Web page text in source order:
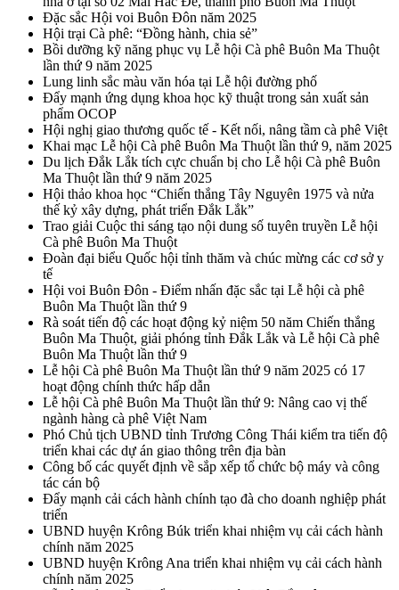
Đặc sắc Hội voi Buôn Đôn năm 2025
Hội trại Cà phê: “Đồng hành, chia sẻ”
Bồi dưỡng kỹ năng phục vụ Lễ hội Cà phê Buôn Ma Thuột
lần thứ 9 năm 2025
Lung linh sắc màu văn hóa tại Lễ hội đường phố
Đẩy mạnh ứng dụng khoa học kỹ thuật trong sản xuất sản
phẩm OCOP
Hội nghị giao thương quốc tế - Kết nối, nâng tầm cà phê Việt
Khai mạc Lễ hội Cà phê Buôn Ma Thuột lần thứ 9, năm 2025
Du lịch Đắk Lắk tích cực chuẩn bị cho Lễ hội Cà phê Buôn
Ma Thuột lần thứ 9 năm 2025
Hội thảo khoa học “Chiến thắng Tây Nguyên 1975 và nửa
thế kỷ xây dựng, phát triển Đắk Lắk”
Trao giải Cuộc thi sáng tạo nội dung số tuyên truyền Lễ hội
Cà phê Buôn Ma Thuột
Đoàn đại biểu Quốc hội tỉnh thăm và chúc mừng các cơ sở y
tế
Hội voi Buôn Đôn - Điểm nhấn đặc sắc tại Lễ hội cà phê
Buôn Ma Thuột lần thứ 9
Rà soát tiến độ các hoạt động kỷ niệm 50 năm Chiến thắng
Buôn Ma Thuột, giải phóng tỉnh Đắk Lắk và Lễ hội Cà phê
Buôn Ma Thuột lần thứ 9
Lễ hội Cà phê Buôn Ma Thuột lần thứ 9 năm 2025 có 17
hoạt động chính thức hấp dẫn
Lễ hội Cà phê Buôn Ma Thuột lần thứ 9: Nâng cao vị thế
ngành hàng cà phê Việt Nam
Phó Chủ tịch UBND tỉnh Trương Công Thái kiểm tra tiến độ
triển khai các dự án giao thông trên địa bàn
Công bố các quyết định về sắp xếp tổ chức bộ máy và công
tác cán bộ
Đẩy mạnh cải cách hành chính tạo đà cho doanh nghiệp phát
triển
UBND huyện Krông Búk triển khai nhiệm vụ cải cách hành
chính năm 2025
UBND huyện Krông Ana triển khai nhiệm vụ cải cách hành
chính năm 2025